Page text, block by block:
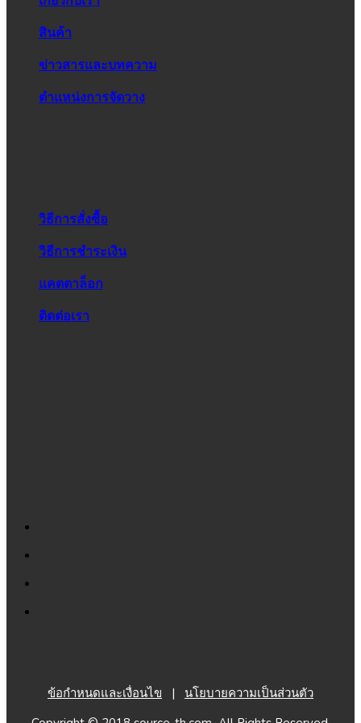
สินค้า
ข่าวสารและบทความ
ตำแหน่งการจัดวาง
วิธีการสั่งซื้อ
วิธีการชำระเงิน
แคตตาล็อก
ติดต่อเรา
ข้อกำหนดและเงื่อนไข | นโยบายความเป็นส่วนตัว